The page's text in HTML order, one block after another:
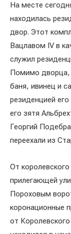
На месте
находилась
двор. Этот
Вацлавом IV в
служил
Помимо дворца,
баня, ивинец и
резиденцией
его зятя
Георгий
переехали из
От
прилегающей
Пороховым
коронационные
от